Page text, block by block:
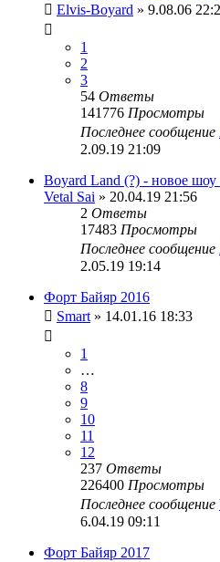
Elvis-Boyard » 9.08.06
1
2
3
54 Ответы
141776 Просмотры
Последнее сообщение
2.09.19 21:09
Boyard Land (?) - новое
Vetal Sai » 20.04.19 21:56
2 Ответы
17483 Просмотры
Последнее сообщение
2.05.19 19:14
Форт Байяр 2016
Smart » 14.01.16 18:33
1
…
8
9
10
11
12
237 Ответы
226400 Просмотры
Последнее сообщение
6.04.19 09:11
Форт Байяр 2017